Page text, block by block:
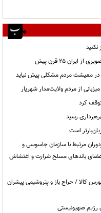
در معیشت مردم مشکلی پیش نیاید
کرد
است
و دستگیری ۲۱ نفر از مزدوران مرتبط با سازمان جاسوسی و
صهیونیستی و بازداشت ۴ نفر از اعضای باندهای مسلح شرارت و اغتشاش
فیزیکی بورس کالا / حراج باز و پتروشیمی پیشران
رژیم صهیونیستی